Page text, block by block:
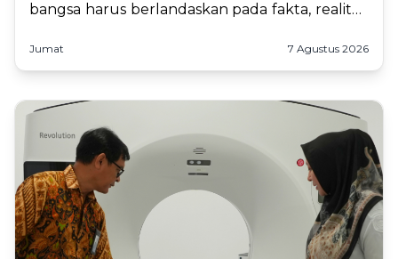
bangsa harus berlandaskan pada fakta, realitas,
dengan para periset Badan Riset da
Jumat 7 Agustus 2026